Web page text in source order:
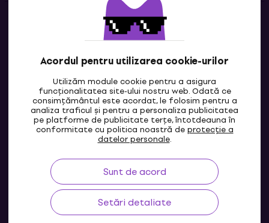
Acordul pentru utilizarea cookie-urilor
Utilizăm module cookie pentru a asigura
funcționalitatea site-ului nostru web. Odată ce
consimțământul este acordat, le folosim pentru a
analiza traficul și pentru a personaliza publicitatea
pe platforme de publicitate terțe, întotdeauna în
conformitate cu politica noastră deprotecție a
datelor personale.
Sunt de acord
Setări detaliate
Contacte
Contactează-ne
MD